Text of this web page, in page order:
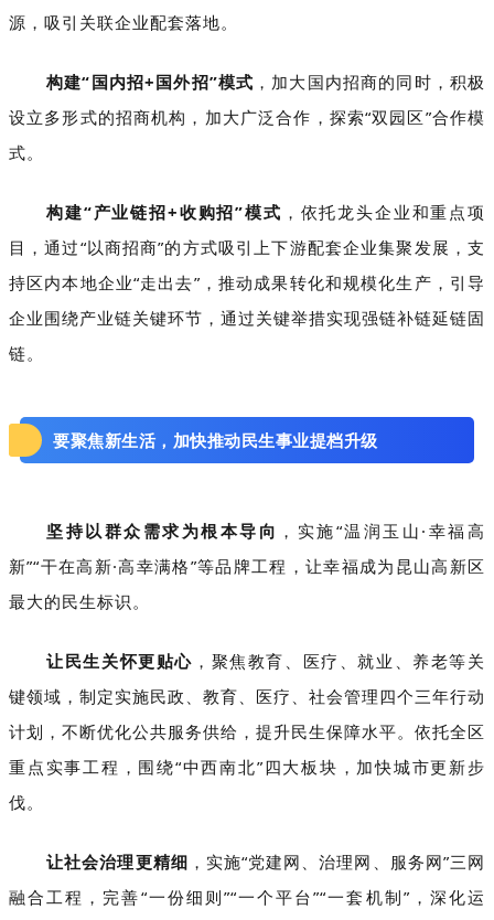
源，吸引关联企业配套落地。
构建“国内招+国外招”模式 ，加大国内招商的同时，积极
设立多形式的招商机构，加大广泛合作，探索“双园区”合作模
式。
构建“产业链招+收购招”模式 ，依托龙头企业和重点项
目，通过“以商招商”的方式吸引上下游配套企业集聚发展，支
持区内本地企业“走出去”，推动成果转化和规模化生产，引导
企业围绕产业链关键环节，通过关键举措实现强链补链延链固
链。
要聚焦新生活，加快推动民生事业提档升级
坚持以群众需求为根本导向 ，实施“温润玉山·幸福高
新”“干在高新·高幸满格”等品牌工程，让幸福成为昆山高新区
最大的民生标识。
让民生关怀更贴心 ，聚焦教育、医疗、就业、养老等关
键领域，制定实施民政、教育、医疗、社会管理四个三年行动
计划，不断优化公共服务供给，提升民生保障水平。依托全区
重点实事工程，围绕“中西南北”四大板块，加快城市更新步
伐。
让社会治理更精细 ，实施“党建网、治理网、服务网”三网
融合工程，完善“一份细则”“一个平台”“一套机制”，深化运